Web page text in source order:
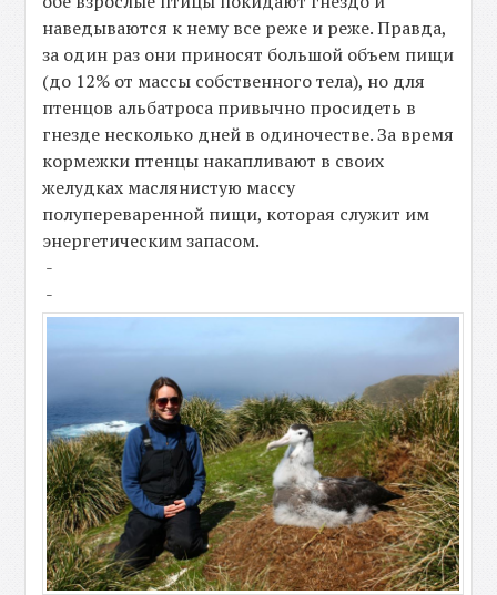
наведываются к нему все реже и реже. Правда,
за один раз они приносят большой объем пищи
(до 12% от массы собственного тела), но для
птенцов альбатроса привычно просидеть в
гнезде несколько дней в одиночестве. За время
кормежки птенцы накапливают в своих
желудках маслянистую массу
полупереваренной пищи, которая служит им
энергетическим запасом.
-
-